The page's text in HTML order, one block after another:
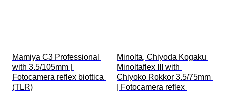
Mamiya C3 Professional
with 3.5/105mm |
Fotocamera reflex biottica
(TLR)
Minolta, Chiyoda Kogaku
Minoltaflex III with
Chiyoko Rokkor 3.5/75mm
| Fotocamera reflex